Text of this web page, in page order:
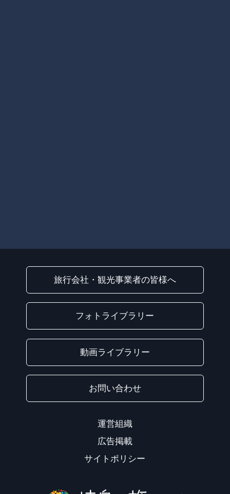
旅行会社・観光事業者の皆様へ
フォトライブラリー
動画ライブラリー
お問い合わせ
運営組織
広告掲載
サイトポリシー